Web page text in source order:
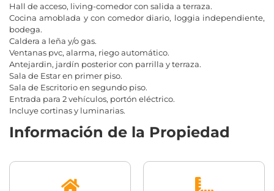
Hall de acceso, living-comedor con salida a terraza.
Cocina amoblada y con comedor diario, loggia independiente,
bodega.
Caldera a leña y/o gas.
Ventanas pvc, alarma, riego automático.
Antejardin, jardín posterior con parrilla y terraza.
Sala de Estar en primer piso.
Sala de Escritorio en segundo piso.
Entrada para 2 vehículos, portón eléctrico.
Incluye cortinas y luminarias.
Información de la Propiedad